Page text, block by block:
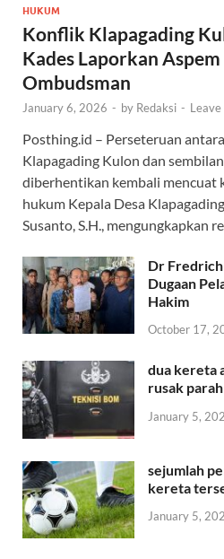
HUKUM
Konflik Klapagading
Kades Laporkan
Ombudsman
January 6, 2026 - by Redaksi -
Posthing.id – Perseteruan
Klapagading Kulon dan
diberhentikan kembali mencuat
hukum Kepala Desa
Susanto, S.H., mengungkapkan
Dr Fredrich
Dugaan
Hakim
October 17,
dua kereta
rusak
January 5,
sejumlah
kereta
January 5,